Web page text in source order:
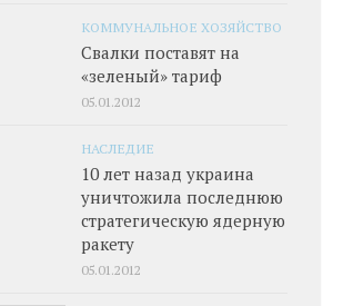
КОММУНАЛЬНОЕ ХОЗЯЙСТВО
Свалки поставят на
«зеленый» тариф
05.01.2012
НАСЛЕДИЕ
10 лет назад украина
уничтожила последнюю
стратегическую ядерную
ракету
05.01.2012